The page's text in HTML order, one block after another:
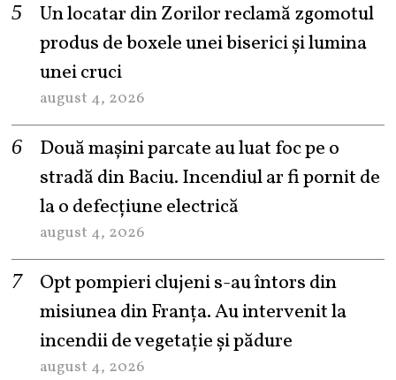
Un locatar din Zorilor reclamă zgomotul
produs de boxele unei biserici și lumina
unei cruci
august 4, 2026
Două mașini parcate au luat foc pe o
stradă din Baciu. Incendiul ar fi pornit de
la o defecțiune electrică
august 4, 2026
Opt pompieri clujeni s-au întors din
misiunea din Franța. Au intervenit la
incendii de vegetație și pădure
august 4, 2026